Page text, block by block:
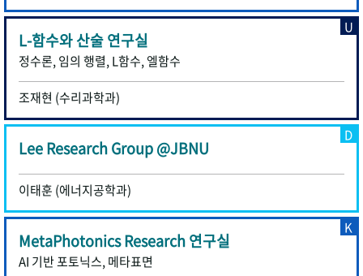
L-함수와 산술 연구실
정수론, 임의 행렬, L함수, 엘함수
조재현 (수리과학과)
U
Lee Research Group @JBNU
이태훈 (에너지공학과)
D
MetaPhotonics Research 연구실
AI 기반 포토닉스, 메타표면
K